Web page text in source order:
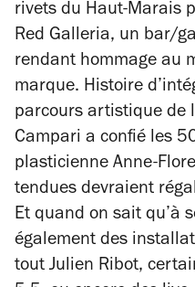
rivets du Haut-Marais
Red Galleria, un bar/
rendant hommage au
marque. Histoire
parcours artistique de
Campari a confié les
plasticienne Anne-
tendues devraient
Et quand on sait qu’à
également des
tout Julien Ribot,